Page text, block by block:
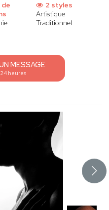
de
2 styles
Artistique
Traditionnel
MESSAGE
heures